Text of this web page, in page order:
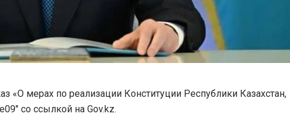
«О мерах по реализации Конституции Республики Казахстан,
со ссылкой на Gov.kz.